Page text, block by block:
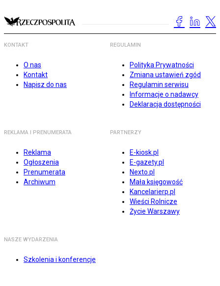
KONTAKT
O nas
Kontakt
Napisz do nas
REGULAMIN
Polityka Prywatności
Zmiana ustawień zgód
Regulamin serwisu
Informacje o nadawcy
Deklaracja dostępności
REKLAMA I PRENUMERATA
Reklama
Ogłoszenia
Prenumerata
Archiwum
PARTNERZY
E-kiosk.pl
E-gazety.pl
Nexto.pl
Mała księgowość
Kancelarierp.pl
Wieści Rolnicze
Życie Warszawy
NASZE WYDARZENIA
Szkolenia i konferencje